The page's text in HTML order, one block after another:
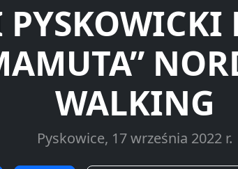
WALKING
Pyskowice, 17 września 2022 r.